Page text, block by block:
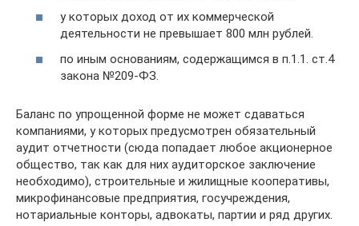
у которых доход от их коммерческой
деятельности не превышает 800 млн рублей.
по иным основаниям, содержащимся в п.1.1. ст.4
закона №209-ФЗ.
Баланс по упрощенной форме не может сдаваться
компаниями, у которых предусмотрен обязательный
аудит отчетности (сюда попадает любое акционерное
общество, так как для них аудиторское заключение
необходимо), строительные и жилищные кооперативы,
микрофинансовые предприятия, госучреждения,
нотариальные конторы, адвокаты, партии и ряд других.